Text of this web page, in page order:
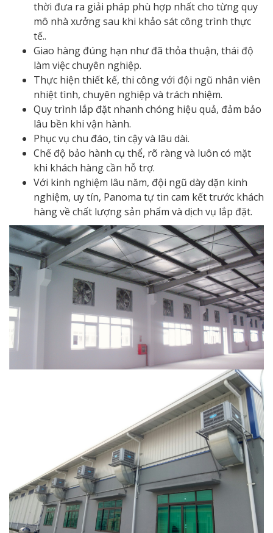
thời đưa ra giải pháp phù hợp nhất cho từng quy
mô nhà xưởng sau khi khảo sát công trình thực
tế..
Giao hàng đúng hạn như đã thỏa thuận, thái độ
làm việc chuyên nghiệp.
Thực hiện thiết kế, thi công với đội ngũ nhân viên
nhiệt tình, chuyên nghiệp và trách nhiệm.
Quy trình lắp đặt nhanh chóng hiệu quả, đảm bảo
lâu bền khi vận hành.
Phục vụ chu đáo, tin cậy và lâu dài.
Chế độ bảo hành cụ thể, rõ ràng và luôn có mặt
khi khách hàng cần hỗ trợ.
Với kinh nghiệm lâu năm, đội ngũ dày dặn kinh
nghiệm, uy tín, Panoma tự tin cam kết trước khách
hàng về chất lượng sản phẩm và dịch vụ lắp đặt.